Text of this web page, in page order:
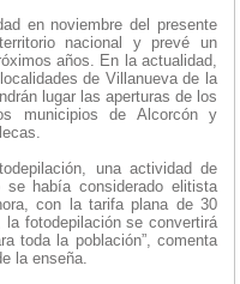
en noviembre del presente
nacional y prevé un
años. En la actualidad,
de Villanueva de la
lugar las aperturas de los
municipios de Alcorcón y
una actividad de
había considerado elitista
con la tarifa plana de 30
fotodepilación se convertirá
toda la población”, comenta
la enseña.